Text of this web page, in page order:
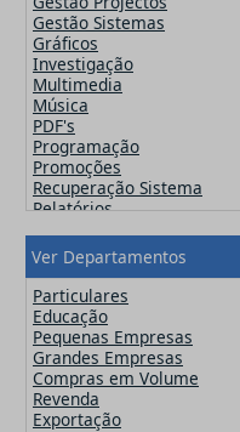
Globalscape
IDM Computer Solutions
Incomedia Software
Infacta
Infragistics
iSpring Solutions, Inc.
Jam Software
JetBrains
Kaspersky
Lansweeper
Maxon
MAXQDA - Verbi
McAfee
Microsoft
Navicat
Nero
Netsarang
Network Automation
Gestão Sistemas
Gráficos
Investigação
Multimedia
Música
PDF's
Programação
Promoções
Recuperação Sistema
Relatórios
Sistemas Operativos
Utilitários
Video
Web Design
Ver Departamentos
Particulares
Educação
Pequenas Empresas
Grandes Empresas
Compras em Volume
Revenda
Exportação